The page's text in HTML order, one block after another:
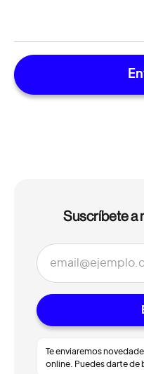
Suscríbete a
Te enviaremos
online. Puedes darte de